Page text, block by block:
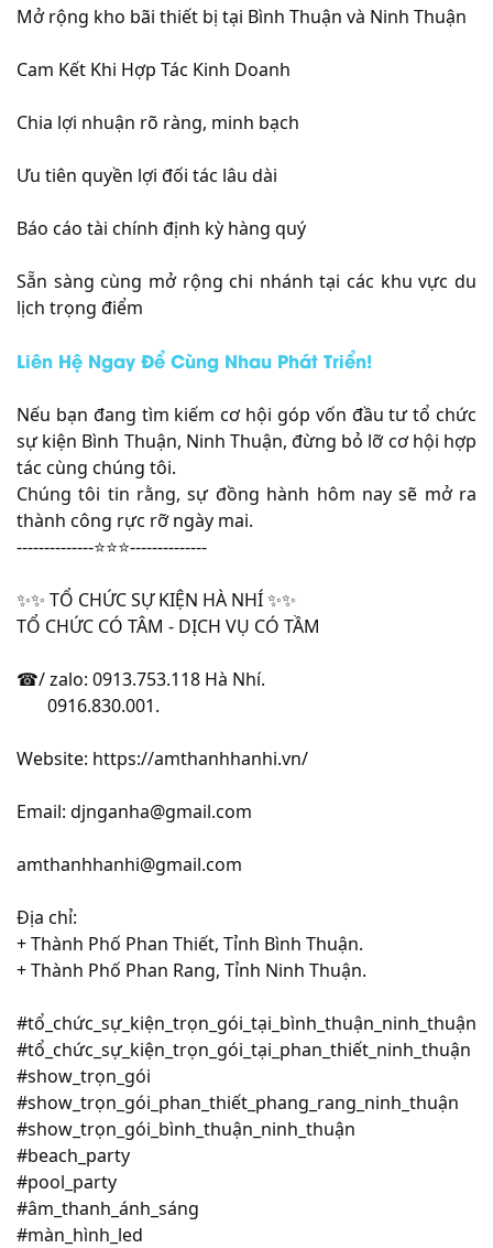
Mở rộng kho bãi thiết bị tại Bình Thuận và Ninh Thuận
Cam Kết Khi Hợp Tác Kinh Doanh
Chia lợi nhuận rõ ràng, minh bạch
Ưu tiên quyền lợi đối tác lâu dài
Báo cáo tài chính định kỳ hàng quý
Sẵn sàng cùng mở rộng chi nhánh tại các khu vực du
lịch trọng điểm
Liên Hệ Ngay Để Cùng Nhau Phát Triển!
Nếu bạn đang tìm kiếm cơ hội góp vốn đầu tư tổ chức
sự kiện Bình Thuận, Ninh Thuận, đừng bỏ lỡ cơ hội hợp
tác cùng chúng tôi.
Chúng tôi tin rằng, sự đồng hành hôm nay sẽ mở ra
thành công rực rỡ ngày mai.
--------------⭐️⭐️⭐️--------------
✨✨ TỔ CHỨC SỰ KIỆN HÀ NHÍ ✨✨
TỔ CHỨC CÓ TÂM - DỊCH VỤ CÓ TẦM
☎/ zalo: 0913.753.118 Hà Nhí.
0916.830.001.
Website: https://amthanhhanhi.vn/
Email: djnganha@gmail.com
amthanhhanhi@gmail.com
Địa chỉ:
+ Thành Phố Phan Thiết, Tỉnh Bình Thuận.
+ Thành Phố Phan Rang, Tỉnh Ninh Thuận.
#tổ_chức_sự_kiện_trọn_gói_tại_bình_thuận_ninh_thuận
#tổ_chức_sự_kiện_trọn_gói_tại_phan_thiết_ninh_thuận
#show_trọn_gói
#show_trọn_gói_phan_thiết_phang_rang_ninh_thuận
#show_trọn_gói_bình_thuận_ninh_thuận
#beach_party
#pool_party
#âm_thanh_ánh_sáng
#màn_hình_led